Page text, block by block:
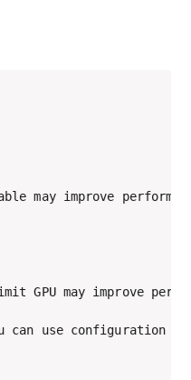
improve
may improve
can use